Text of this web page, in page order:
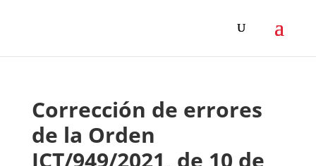
Corrección de errores
de la Orden
ICT/949/2021, de 10 de